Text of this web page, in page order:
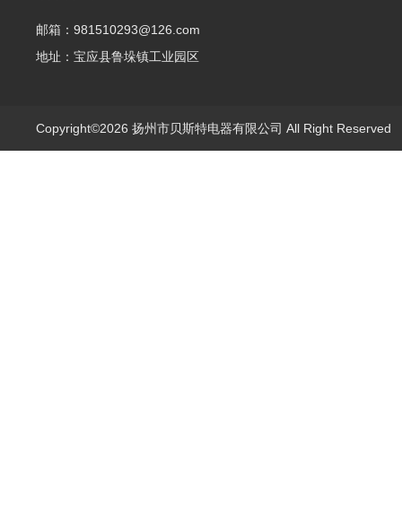
邮箱：981510293@126.com
地址：宝应县鲁垛镇工业园区
Copyright©2026 扬州市贝斯特电器有限公司 All Right